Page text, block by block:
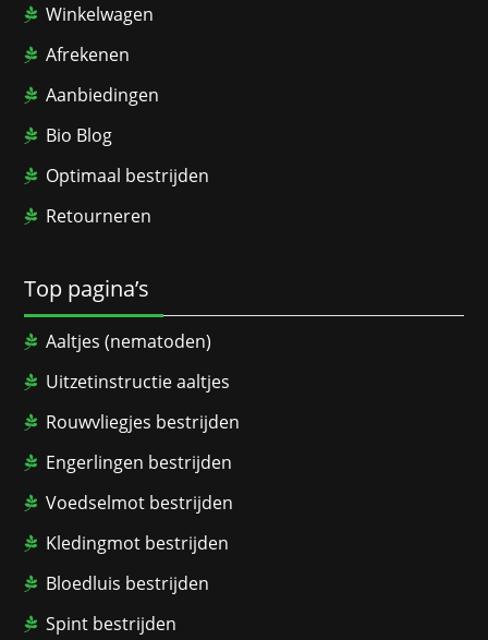
Winkelwagen
Afrekenen
Aanbiedingen
Bio Blog
Optimaal bestrijden
Retourneren
Top pagina’s
Aaltjes (nematoden)
Uitzetinstructie aaltjes
Rouwvliegjes bestrijden
Engerlingen bestrijden
Voedselmot bestrijden
Kledingmot bestrijden
Bloedluis bestrijden
Spint bestrijden